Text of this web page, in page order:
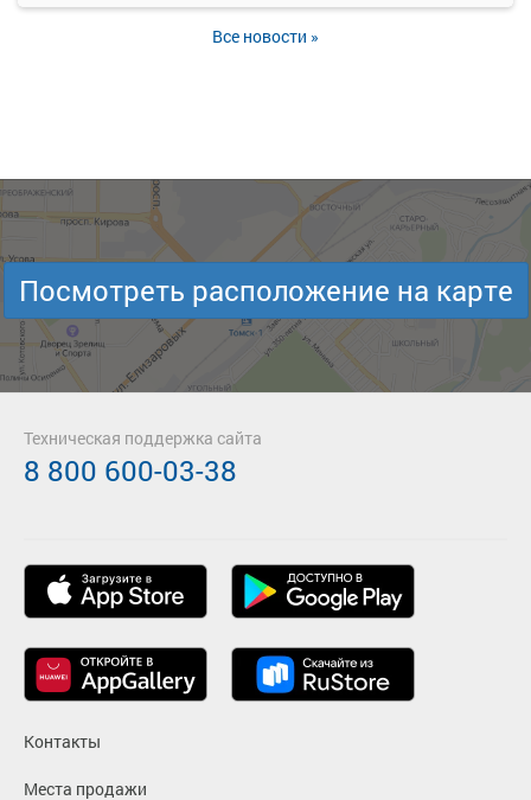
Все новости »
Посмотреть расположение на карте
Контакты
Места продажи
Техническая поддержка сайта
8 800 600-03-38